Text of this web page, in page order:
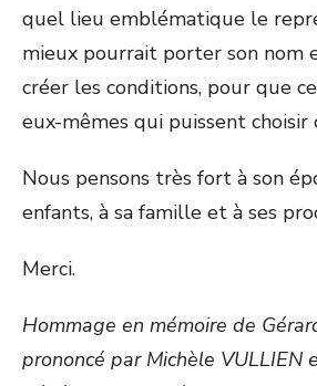
quel lieu emblématique le
mieux pourrait porter son nom
créer les conditions, pour que
eux-mêmes qui puissent choisir
Nous pensons très fort à son
enfants, à sa famille et à ses
Merci.
Hommage en mémoire de
prononcé par Michèle VULLIEN